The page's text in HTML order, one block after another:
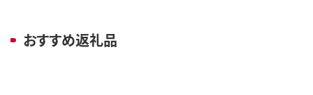
おすすめ返礼品